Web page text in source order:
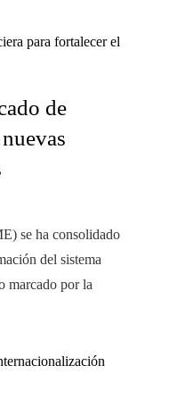
de
se ha consolidado
del sistema
marcado por la